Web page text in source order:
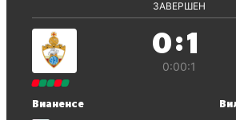
ЗАВЕРШЕН
Вианенсе
0:1
0:00:1